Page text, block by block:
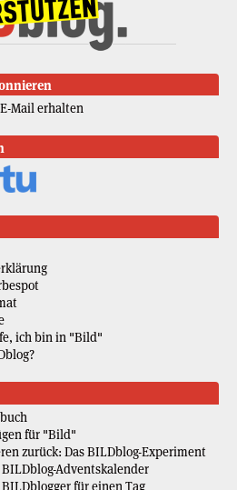
Mail erhalten
ich bin in "Bild"
für "Bild"
zurück: Das BILDblog-Experiment
Adventskalender
für einen Tag